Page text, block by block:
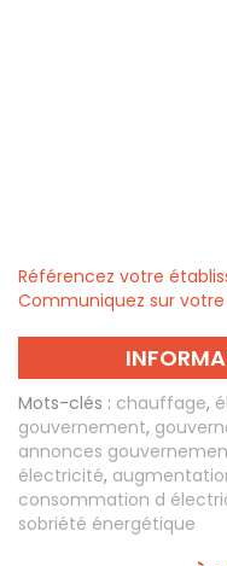
Référencez votre
Communiquez sur
Mots-clés : chauffage,
gouvernement,
annonces
électricité,
consommation d
sobriété énergétique